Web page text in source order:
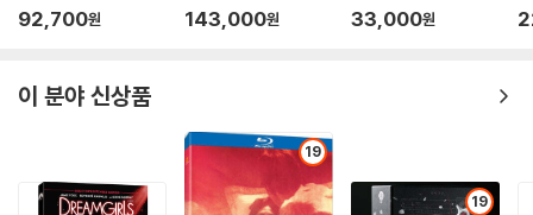
00장 한정 스틸북 한정
92,700원
트릴로지 박스 한정판)
143,000원
한정판) : 블루레이
33,000원
이 분야 신상품
19
19